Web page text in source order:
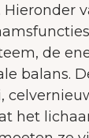
Hieronder
de
balans.
het